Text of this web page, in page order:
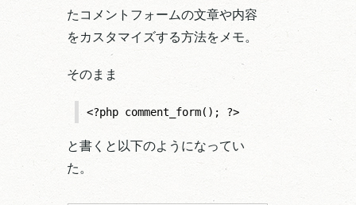
たコメントフォームの文章や内容
をカスタマイズする方法をメモ。
そのまま
<?php comment_form(); ?>
と書くと以下のようになってい
た。